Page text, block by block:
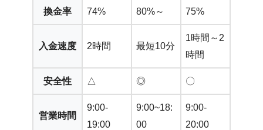
換金率 74% 80%～ 75%
入金速度 2時間 最短10分
1時間～2
時間
安全性 △ ◎ 〇
営業時間
9:00-
19:00
9:00~18:
00
9:00-
20:00